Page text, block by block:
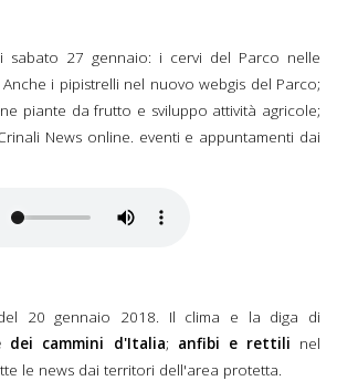
sabato 27 gennaio: i cervi del Parco nelle
i pipistrelli nel nuovo webgis del Parco;
piante da frutto e sviluppo attività agricole;
News online. eventi e appuntamenti dai
20 gennaio 2018. Il clima e la diga di
dei cammini d'Italia; anfibi e rettili nel
le news dai territori dell'area protetta.